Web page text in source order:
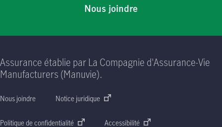
Nous joindre
Assurance établie par La Compagnie d'Assurance-Vie
Manufacturers (Manuvie).
Nous joindre Notice juridique
Politique de confidentialité Accessibilité